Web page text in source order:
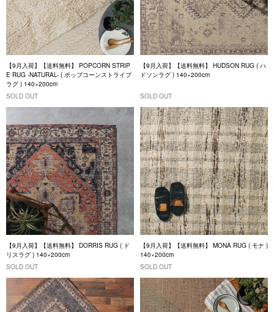
【9月入荷】【送料無料】 POPCORN STRIP
E RUG -NATURAL- ( ポップコーンストライプ
ラグ ) 140×200cm
SOLD OUT
【9月入荷】【送料無料】 HUDSON RUG ( ハ
ドソンラグ ) 140×200cm
SOLD OUT
【9月入荷】【送料無料】 DORRIS RUG ( ド
リスラグ ) 140×200cm
SOLD OUT
【9月入荷】【送料無料】 MONA RUG ( モナ )
140×200cm
SOLD OUT